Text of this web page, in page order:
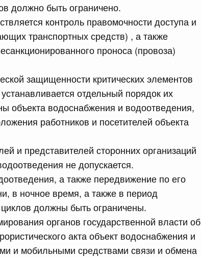
должно быть ограничено.
контроль правомочности доступа и
транспортных средств) , а также
проноса (провоза)
защищенности критических элементов
отдельный порядок их
объекта водоснабжения и водоотведения,
работников и посетителей объекта
и представителей сторонних организаций
не допускается.
а также передвижение по его
в ночное время, а также в период
должны быть ограничены.
органов государственной власти об
акта объект водоснабжения и
и мобильными средствами связи и обмена
г. № 887
"Фонд развития
г. № 881
от 23 декабря 2024
г. № 880